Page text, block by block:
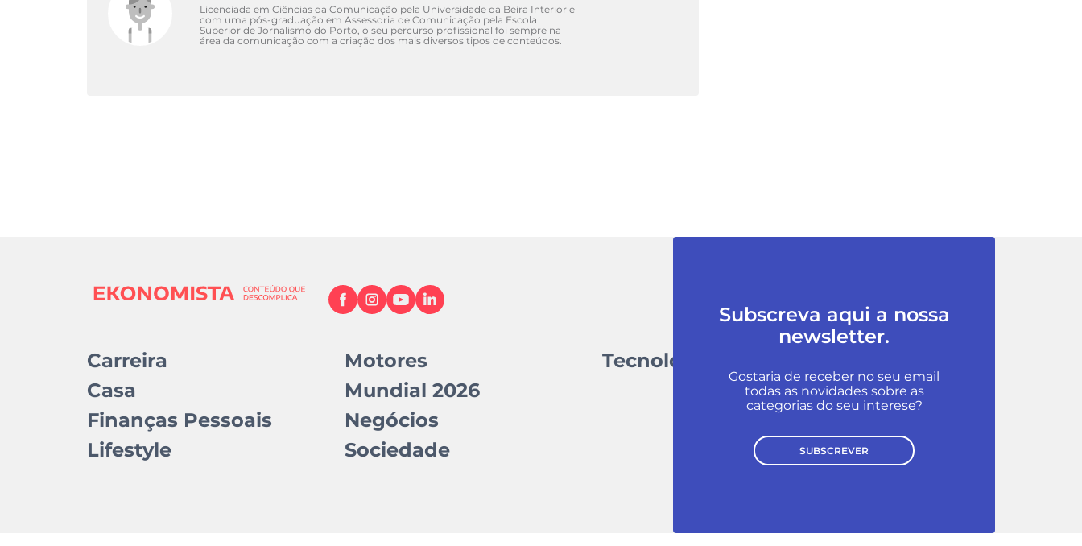
Licenciada em Ciências da Comunicação pela Universidade da Beira Interior e
com uma pós-graduação em Assessoria de Comunicação pela Escola
Superior de Jornalismo do Porto, o seu percurso profissional foi sempre na
área da comunicação com a criação dos mais diversos tipos de conteúdos.
Carreira
Casa
Finanças Pessoais
Lifestyle
Motores
Mundial 2026
Negócios
Sociedade
Tecnologia
Subscreva aqui a nossa
newsletter.
Gostaria de receber no seu email
todas as novidades sobre as
categorias do seu interese?
SUBSCREVER